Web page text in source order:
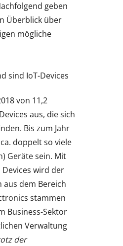
geben
Überblick über
mögliche
sind IoT-Devices?
von 11,2
aus, die sich
Bis zum Jahr
doppelt so viele
Geräte sein. Mit
wird der
aus dem Bereich
stammen
Business-Sektor
Verwaltung
der